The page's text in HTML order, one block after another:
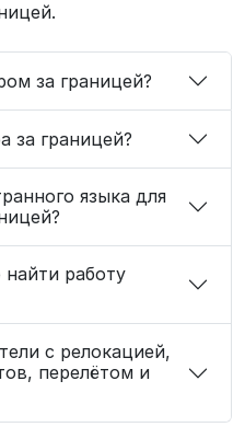
за границей?
за границей?
языка для
работу
с релокацией,
перелётом и